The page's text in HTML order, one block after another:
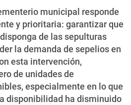
municipal responde
y prioritaria: garantizar que
de las sepulturas
la demanda de sepelios en
esta intervención,
de unidades de
especialmente en lo que
disponibilidad ha disminuido